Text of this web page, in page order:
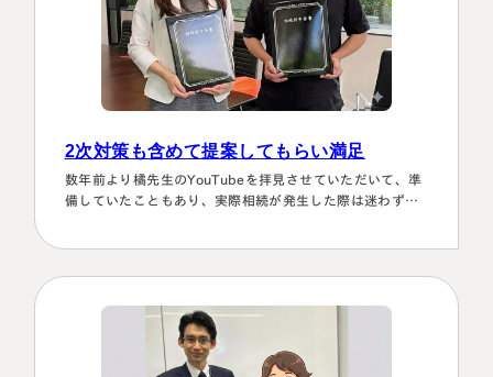
2次対策も含めて提案してもらい満足
数年前より橘先生のYouTubeを拝見させていただいて、準
備していたこともあり、実際相続が発生した際は迷わず相